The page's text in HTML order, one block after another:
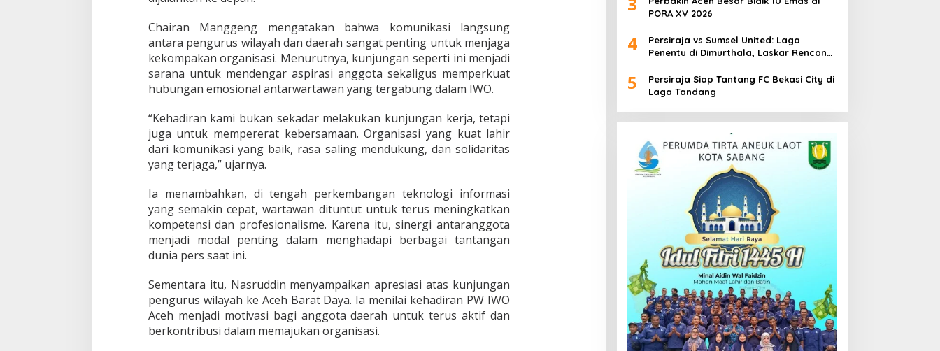
Chairan Manggeng mengatakan bahwa komunikasi langsung
antara pengurus wilayah dan daerah sangat penting untuk menjaga
kekompakan organisasi. Menurutnya, kunjungan seperti ini menjadi
sarana untuk mendengar aspirasi anggota sekaligus memperkuat
hubungan emosional antarwartawan yang tergabung dalam IWO.
“Kehadiran kami bukan sekadar melakukan kunjungan kerja, tetapi
juga untuk mempererat kebersamaan. Organisasi yang kuat lahir
dari komunikasi yang baik, rasa saling mendukung, dan solidaritas
yang terjaga,” ujarnya.
Ia menambahkan, di tengah perkembangan teknologi informasi
yang semakin cepat, wartawan dituntut untuk terus meningkatkan
kompetensi dan profesionalisme. Karena itu, sinergi antaranggota
menjadi modal penting dalam menghadapi berbagai tantangan
dunia pers saat ini.
Sementara itu, Nasruddin menyampaikan apresiasi atas kunjungan
pengurus wilayah ke Aceh Barat Daya. Ia menilai kehadiran PW IWO
Aceh menjadi motivasi bagi anggota daerah untuk terus aktif dan
berkontribusi dalam memajukan organisasi.
PORA XV 2026
4
Persiraja vs Sumsel United: Laga
Penentu di Dimurthala, Laskar Rencong
5
Persiraja Siap Tantang FC Bekasi City di
Laga Tandang